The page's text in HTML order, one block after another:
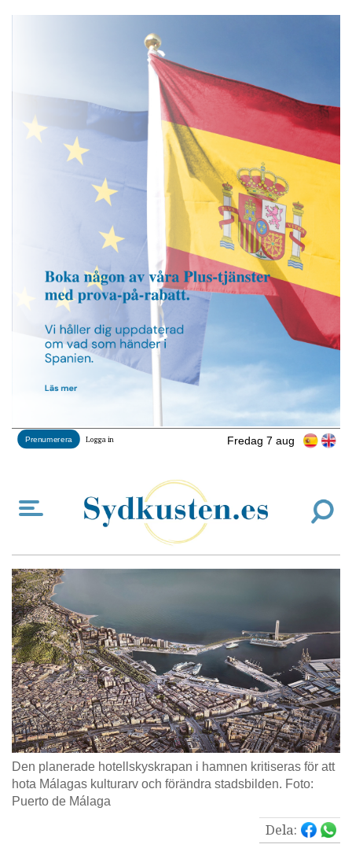
Fredag 7 aug
Prenumerera Logga in
Den planerade hotellskyskrapan i hamnen kritiseras för att
hota Málagas kulturarv och förändra stadsbilden. Foto:
Puerto de Málaga
Dela: